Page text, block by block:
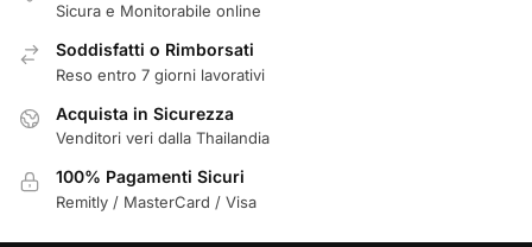
Sicura e Monitorabile online
Soddisfatti o Rimborsati
Reso entro 7 giorni lavorativi
Acquista in Sicurezza
Venditori veri dalla Thailandia
100% Pagamenti Sicuri
Remitly / MasterCard / Visa